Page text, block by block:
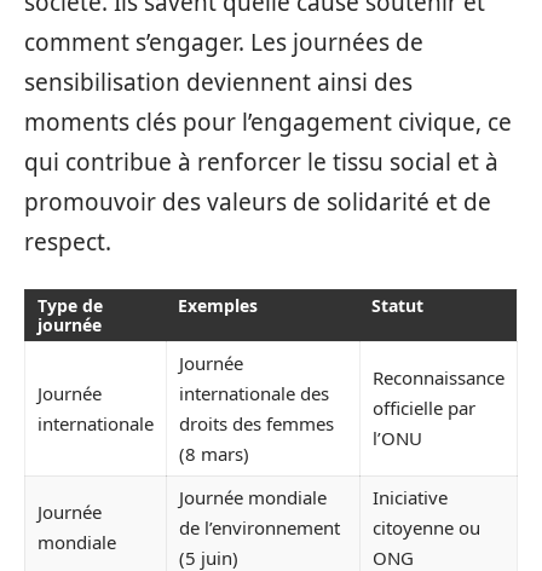
comment s’engager. Les journées de
sensibilisation deviennent ainsi des
moments clés pour l’engagement civique, ce
qui contribue à renforcer le tissu social et à
promouvoir des valeurs de solidarité et de
respect.
Type de
journée
Exemples Statut
Journée
internationale
Journée
internationale des
droits des femmes
(8 mars)
Reconnaissance
officielle par
l’ONU
Journée
mondiale
Journée mondiale
de l’environnement
(5 juin)
Iniciative
citoyenne ou
ONG